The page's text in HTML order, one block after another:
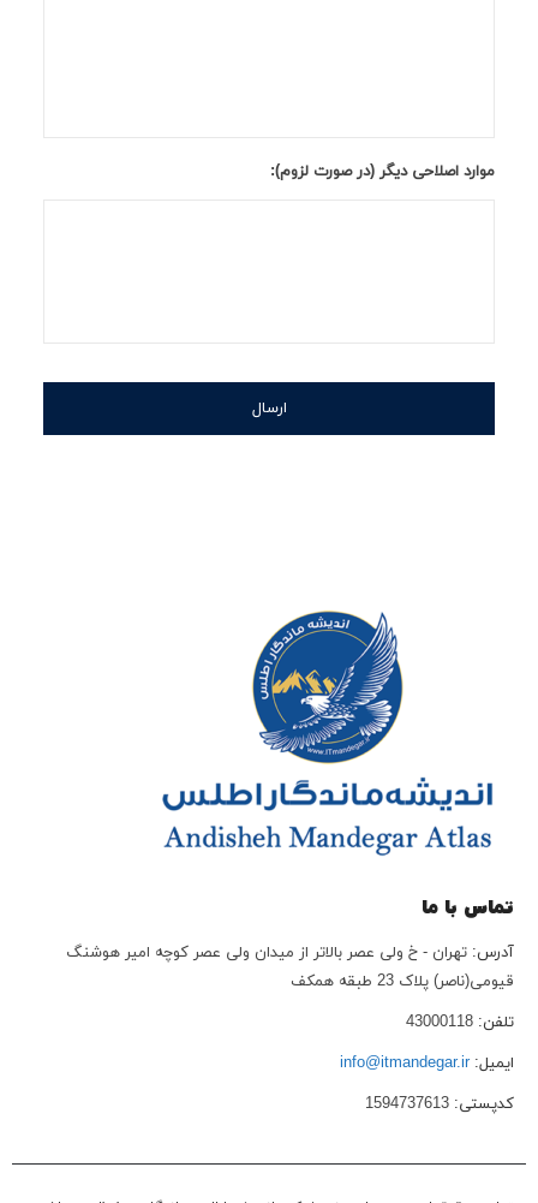
موارد اصلاحی دیگر (در صورت لزوم):
تماس با ما
آدرس: تهران - خ ولی عصر بالاتر از میدان ولی عصر کوچه امیر هوشنگ
قیومی(ناصر) پلاک 23 طبقه همکف
تلفن: 43000118
ایمیل: info@itmandegar.ir
کدپستی: 1594737613